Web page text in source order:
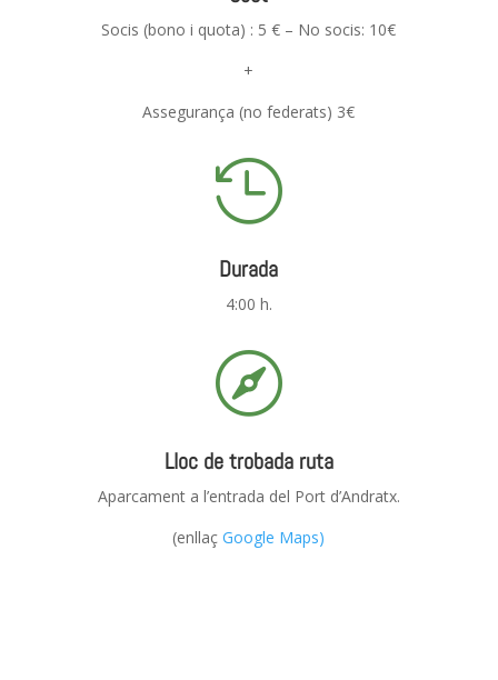
Socis (bono i quota) : 5 € – No socis: 10€
+
Assegurança (no federats) 3€

Durada
4:00 h.

Lloc de trobada ruta
Aparcament a l’entrada del Port d’Andratx.
(enllaçGoogle Maps)